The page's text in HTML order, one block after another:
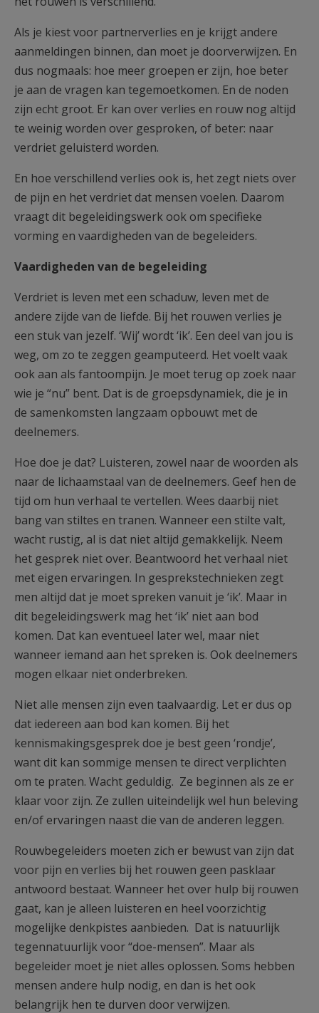
Als je kiest voor partnerverlies en je krijgt andere
aanmeldingen binnen, dan moet je doorverwijzen. En
dus nogmaals: hoe meer groepen er zijn, hoe beter
je aan de vragen kan tegemoetkomen. En de noden
zijn echt groot. Er kan over verlies en rouw nog altijd
te weinig worden over gesproken, of beter: naar
verdriet geluisterd worden.
En hoe verschillend verlies ook is, het zegt niets over
de pijn en het verdriet dat mensen voelen. Daarom
vraagt dit begeleidingswerk ook om specifieke
vorming en vaardigheden van de begeleiders.
Vaardigheden van de begeleiding
Verdriet is leven met een schaduw, leven met de
andere zijde van de liefde. Bij het rouwen verlies je
een stuk van jezelf. ‘Wij’ wordt ‘ik’. Een deel van jou is
weg, om zo te zeggen geamputeerd. Het voelt vaak
ook aan als fantoompijn. Je moet terug op zoek naar
wie je “nu” bent. Dat is de groepsdynamiek, die je in
de samenkomsten langzaam opbouwt met de
deelnemers.
Hoe doe je dat? Luisteren, zowel naar de woorden als
naar de lichaamstaal van de deelnemers. Geef hen de
tijd om hun verhaal te vertellen. Wees daarbij niet
bang van stiltes en tranen. Wanneer een stilte valt,
wacht rustig, al is dat niet altijd gemakkelijk. Neem
het gesprek niet over. Beantwoord het verhaal niet
met eigen ervaringen. In gesprekstechnieken zegt
men altijd dat je moet spreken vanuit je ‘ik’. Maar in
dit begeleidingswerk mag het ‘ik’ niet aan bod
komen. Dat kan eventueel later wel, maar niet
wanneer iemand aan het spreken is. Ook deelnemers
mogen elkaar niet onderbreken.
Niet alle mensen zijn even taalvaardig. Let er dus op
dat iedereen aan bod kan komen. Bij het
kennismakingsgesprek doe je best geen ‘rondje’,
want dit kan sommige mensen te direct verplichten
om te praten. Wacht geduldig. Ze beginnen als ze er
klaar voor zijn. Ze zullen uiteindelijk wel hun beleving
en/of ervaringen naast die van de anderen leggen.
Rouwbegeleiders moeten zich er bewust van zijn dat
voor pijn en verlies bij het rouwen geen pasklaar
antwoord bestaat. Wanneer het over hulp bij rouwen
gaat, kan je alleen luisteren en heel voorzichtig
mogelijke denkpistes aanbieden. Dat is natuurlijk
tegennatuurlijk voor “doe-mensen”. Maar als
begeleider moet je niet alles oplossen. Soms hebben
mensen andere hulp nodig, en dan is het ook
belangrijk hen te durven door verwijzen.